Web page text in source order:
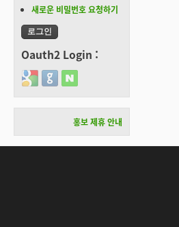
새로운 비밀번호 요청하기
Oauth2 Login :
Login with Google
Login with GitHub
Login with Naver
홍보 제휴 안내